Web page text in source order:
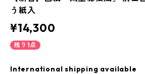
う紙入
¥14,300
残り1点
International shipping available